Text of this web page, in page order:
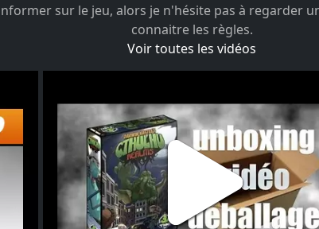
sur le jeu, alors je n'hésite pas à regarder
connaitre les règles.
Voir toutes les vidéos